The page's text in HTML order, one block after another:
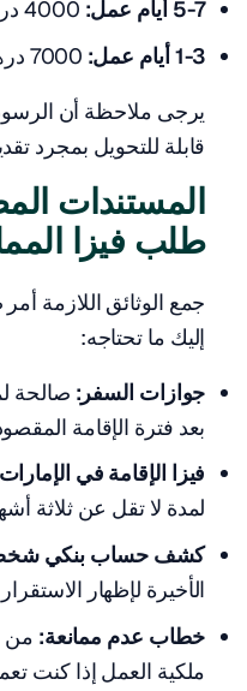
5-7 أيام عمل:
1-3 أيام عمل:
يرجى ملاحظة أن الرسوم
قابلة للتحويل بمجرد
المستندات
طلب فيزا
جمع الوثائق اللازمة
إليك ما تحتاجه:
جوازات السفر: صالحة
بعد فترة الإقامة
فيزا الإقامة في
لمدة لا تقل عن ثلاثة
كشف حساب بنكي
الأخيرة لإظهار
خطاب عدم ممانعة: من
ملكية العمل إذا كنت